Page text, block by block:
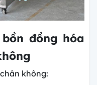
đồng hóa
không: